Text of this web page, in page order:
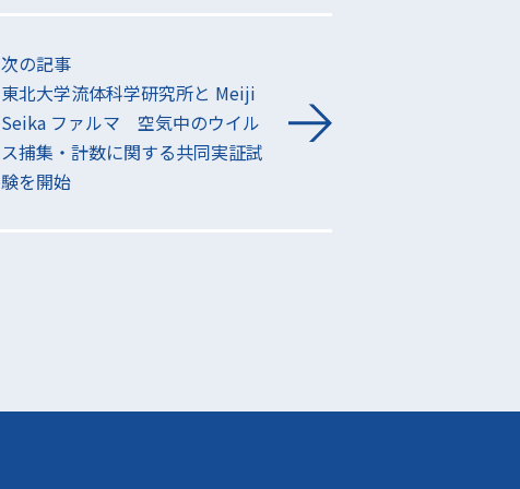
次の記事
東北大学流体科学研究所と Meiji
Seika ファルマ 空気中のウイル
ス捕集・計数に関する共同実証試
験を開始